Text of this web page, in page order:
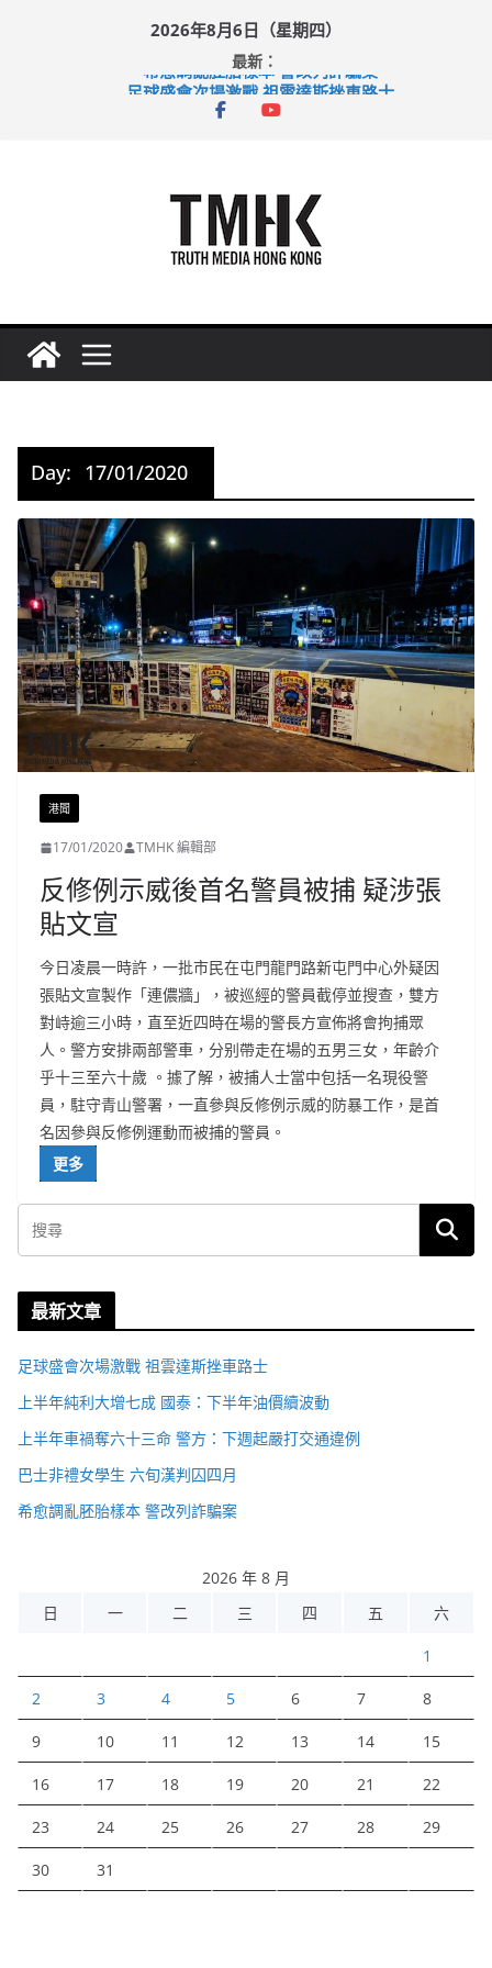
2026年8月6日（星期四）
最新：
希愈調亂胚胎樣本 警改列詐騙案
足球盛會次場激戰 祖雲達斯挫車路士
上半年純利大增七成 國泰：下半年油價續波動
Day: 17/01/2020
港聞
17/01/2020 TMHK 編輯部
反修例示威後首名警員被捕 疑涉張
貼文宣
今日凌晨一時許，一批市民在屯門龍門路新屯門中心外疑因
張貼文宣製作「連儂牆」，被巡經的警員截停並搜查，雙方
對峙逾三小時，直至近四時在場的警長方宣佈將會拘捕眾
人。警方安排兩部警車，分别帶走在場的五男三女，年齡介
乎十三至六十歲 。據了解，被捕人士當中包括一名現役警
員，駐守青山警署，一直參與反修例示威的防暴工作，是首
名因參與反修例運動而被捕的警員。
更多
最新文章
足球盛會次場激戰 祖雲達斯挫車路士
上半年純利大增七成 國泰：下半年油價續波動
上半年車禍奪六十三命 警方：下週起嚴打交通違例
巴士非禮女學生 六旬漢判囚四月
希愈調亂胚胎樣本 警改列詐騙案
2026 年 8 月
日
一 二 三 四 五 六
1
2 3 4 5 6 7 8
9 10 11 12 13 14 15
16 17 18 19 20 21 22
23 24 25 26 27 28 29
30 31